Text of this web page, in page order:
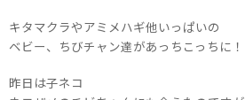
キタマクラやアミメハギ他いっぱいの
ベビー、ちびチャン達があっちこっちに！
昨日は子ネコ